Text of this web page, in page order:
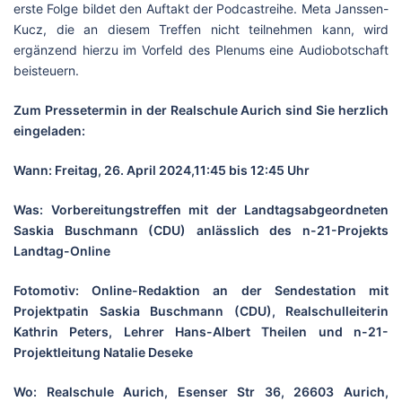
erste Folge bildet den Auftakt der Podcastreihe. Meta Janssen-
Kucz, die an diesem Treffen nicht teilnehmen kann, wird
ergänzend hierzu im Vorfeld des Plenums eine Audiobotschaft
beisteuern.
Zum Pressetermin in der Realschule Aurich sind Sie herzlich
eingeladen:
Wann: Freitag, 26. April 2024,11:45 bis 12:45 Uhr
Was: Vorbereitungstreffen mit der Landtagsabgeordneten
Saskia Buschmann (CDU) anlässlich des n-21-Projekts
Landtag-Online
Fotomotiv:Online-Redaktion an der Sendestation mit
Projektpatin Saskia Buschmann (CDU), Realschulleiterin
Kathrin Peters, Lehrer Hans-Albert Theilen und n-21-
Projektleitung Natalie Deseke
Wo: Realschule Aurich, Esenser Str 36, 26603 Aurich,